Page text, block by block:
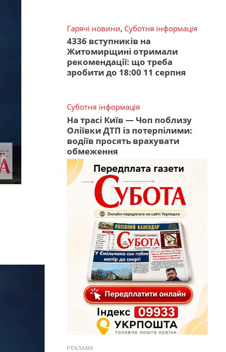
Гарячі новини, Суботня інформація
4336 вступників на
Житомирщині отримали
рекомендації: що треба
зробити до 18:00 11 серпня
Суботня інформація
На трасі Київ — Чоп поблизу
Оліївки ДТП із потерпілими:
водіїв просять врахувати
обмеження
РЕКЛАМА